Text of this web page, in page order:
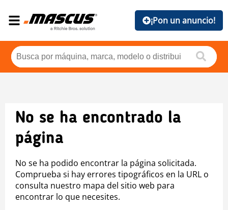
¡Pon un anuncio!
No se ha encontrado la
página
No se ha podido encontrar la página solicitada.
Comprueba si hay errores tipográficos en la URL o
consulta nuestro mapa del sitio web para
encontrar lo que necesites.